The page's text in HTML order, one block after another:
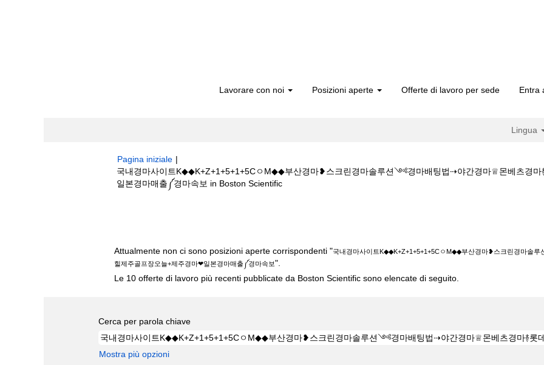
Lavorare con noi Posizioni aperte Offerte di lavoro per sede Entra
Lingua
Pagina iniziale |
국내경마사이트K◆◆K+Z+1+5+1+5CㅇM◆◆부산경마❥스크린경마솔루션༺경마배팅법⇢야간경마♕몬베츠경마
일본경마매출༼경마속보 in Boston Scientific(pagina
Attualmente non ci sono posizioni aperte corrispondenti "국내경마사이트K◆◆K+Z+1+5+1+5CㅇM◆◆부산경마❥스크린경마솔
힐제주골프장오늘+제주경마❤일본경마매출༼경마속보".
Le 10 offerte di lavoro più recenti pubblicate da Boston Scientific sono elencate di seguito.
Cerca per parola chiave
Mostra più opzioni